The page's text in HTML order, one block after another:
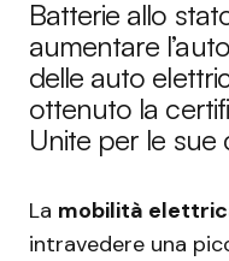
Batterie allo
aumentare
delle auto
ottenuto la
Unite per le sue
La mobilità
intravedere una